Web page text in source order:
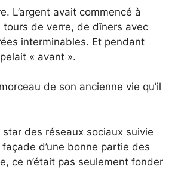
L’argent avait commencé à
tours de verre, de dîners avec
interminables. Et pendant
« avant ».
de son ancienne vie qu’il
des réseaux sociaux suivie
d’une bonne partie des
ce n’était pas seulement fonder